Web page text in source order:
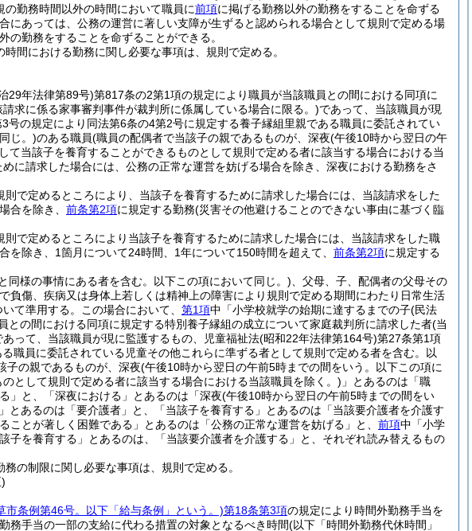
勤務時間以外の時間において職員に前項に掲げる勤務以外の勤務をすることを命ずる
にあっては、公務の運営に著しい支障が生ずると認められる場合として規則で定める場
の勤務をすることを命ずることができる。
間における勤務に関し必要な事項は、規則で定める。
29年法律第89号)第817条の2第1項の規定により職員が当該職員との間における同項に
請求に係る家事審判事件が裁判所に係属している場合に限る。)であって、当該職員が現
号の規定により同法第6条の4第2号に規定する養子縁組里親である職員に委託されてい
じ。)のある職員(職員の配偶者で当該子の親であるものが、深夜(午後10時から翌日の午
て当該子を養育することができるものとして規則で定める者に該当する場合における当
に請求した場合には、公務の正常な運営を妨げる場合を除き、深夜における勤務をさ
で定めるところにより、当該子を養育するために請求した場合には、当該請求をした
合を除き、 前条第2項に規定する勤務(災害その他避けることのできない事由に基づく臨
で定めるところにより当該子を養育するために請求した場合には、当該請求をした職
除き、1箇月について24時間、1年について150時間を超えて、 前条第2項に規定する
同様の事情にある者を含む。以下この項において同じ。) 、父母、子、配偶者の父母その
で負傷、疾病又は身体上若しくは精神上の障害により規則で定める期間にわたり日常生活
て準用する。 この場合において、 第1項中「小学校就学の始期に達するまでの子(民法
との間における同項に規定する特別養子縁組の成立について家庭裁判所に請求した者(当
あって、当該職員が現に監護するもの、児童福祉法(昭和22年法律第164号)第27条第1項
職員に委託されている児童その他これらに準ずる者として規則で定める者を含む。以
子の親であるものが、深夜(午後10時から翌日の午前5時までの間をいう。以下この項に
として規則で定める者に該当する場合における当該職員を除く。) 」とあるのは「職
」と、「深夜における」とあるのは「深夜(午後10時から翌日の午前5時までの間をい
とあるのは「要介護者」と、「当該子を養育する」とあるのは「当該要介護者を介護す
とが著しく困難である」とあるのは「公務の正常な運営を妨げる」と、 前項中「小学
を養育する」とあるのは、「当該要介護者を介護する」と、それぞれ読み替えるもの
の制限に関し必要な事項は、規則で定める。
市条例第46号。以下「給与条例」という。)第18条第3項の規定により時間外勤務手当を
務手当の一部の支給に代わる措置の対象となるべき時間(以下「時間外勤務代休時間」